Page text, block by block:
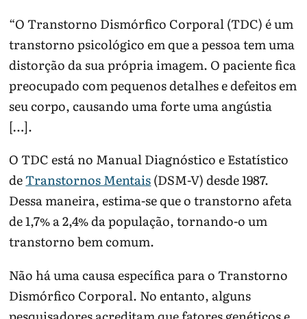
“O Transtorno Dismórfico Corporal (TDC) é um
transtorno psicológico em que a pessoa tem uma
distorção da sua própria imagem. O paciente fica
preocupado com pequenos detalhes e defeitos em
seu corpo, causando uma forte uma angústia
[…].
O TDC está no Manual Diagnóstico e Estatístico
deTranstornos Mentais(DSM-V) desde 1987.
Dessa maneira, estima-se que o transtorno afeta
de 1,7% a 2,4% da população, tornando-o um
transtorno bem comum.
Não há uma causa específica para o Transtorno
Dismórfico Corporal. No entanto, alguns